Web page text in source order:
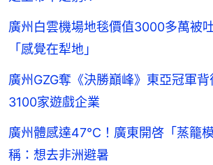
廣州白雲機場地毯價值3000多萬被
「感覺在犁地」
廣州GZG奪《決勝巔峰》東亞冠軍
3100家遊戲企業
廣州體感達47℃！廣東開啓「蒸籠
稱：想去非洲避暑